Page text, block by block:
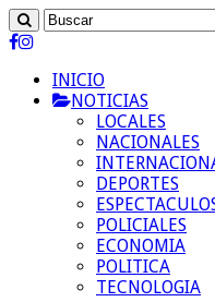
INICIO
NOTICIAS
LOCALES
NACIONALES
DEPORTES
POLICIALES
ECONOMIA
POLITICA
TECNOLOGIA